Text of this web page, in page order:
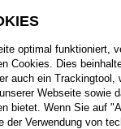
optimal funktioniert,
Cookies. Dies
auch ein Trackingtool,
Webseite sowie
bietet. Wenn Sie auf
der Verwendung von